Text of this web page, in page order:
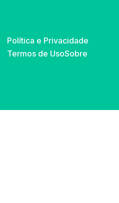
Política e Privacidade
Termos de UsoSobre